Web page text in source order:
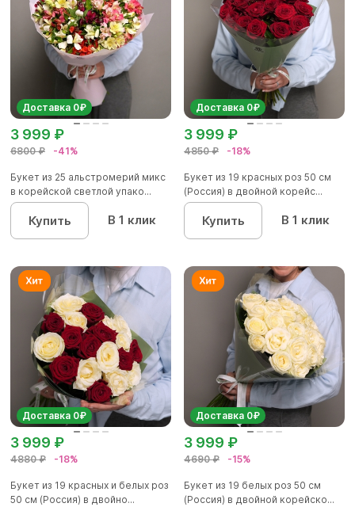
Доставка 0₽
6800 ₽ -41%
3 999 ₽
Букет из 25 альстромерий микс
в корейской светлой упако...
Купить В 1 клик
Доставка 0₽
4850 ₽ -18%
3 999 ₽
Букет из 19 красных роз 50 см
(Россия) в двойной корейс...
Купить В 1 клик
Доставка 0₽
4880 ₽ -18%
3 999 ₽
Букет из 19 красных и белых роз
50 см (Россия) в двойно...
Доставка 0₽
4690 ₽ -15%
3 999 ₽
Букет из 19 белых роз 50 см
(Россия) в двойной корейско...